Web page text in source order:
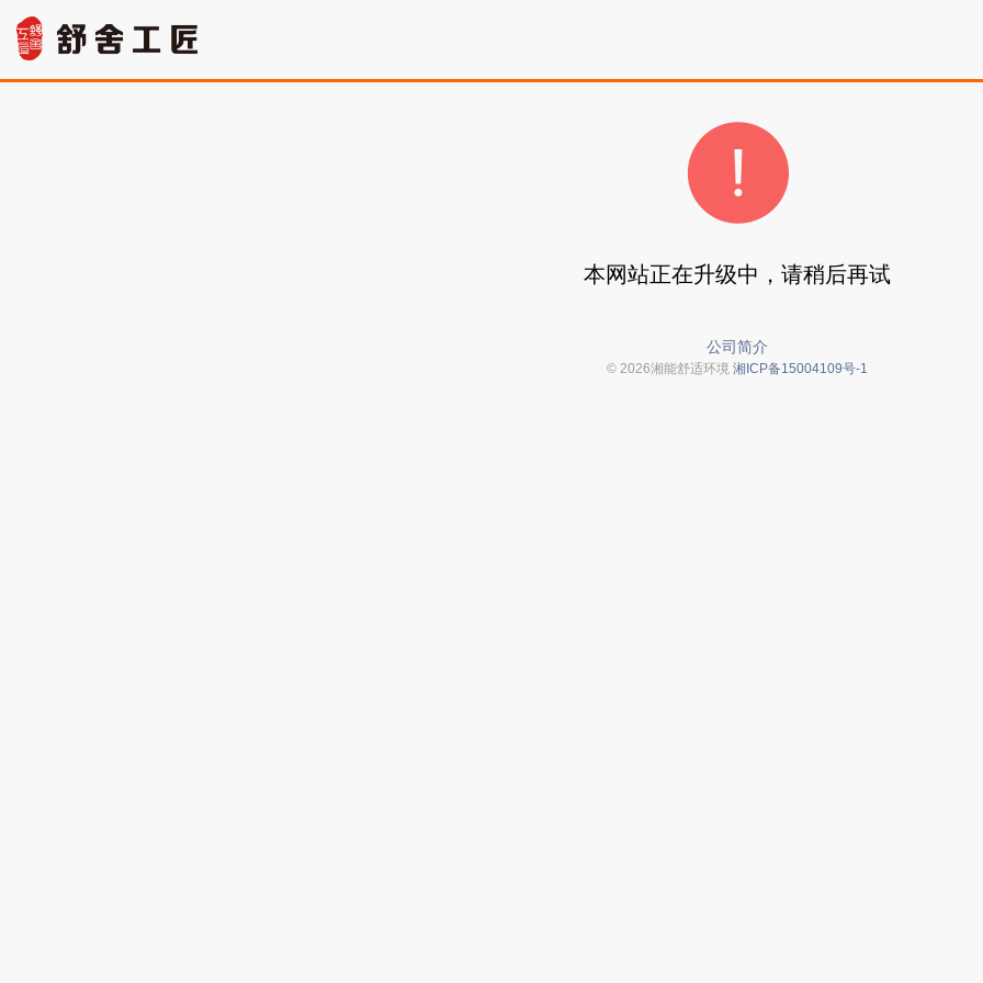
本网站正在升级中，请稍后再试
公司简介
© 2026湘能舒适环境 湘ICP备15004109号-1